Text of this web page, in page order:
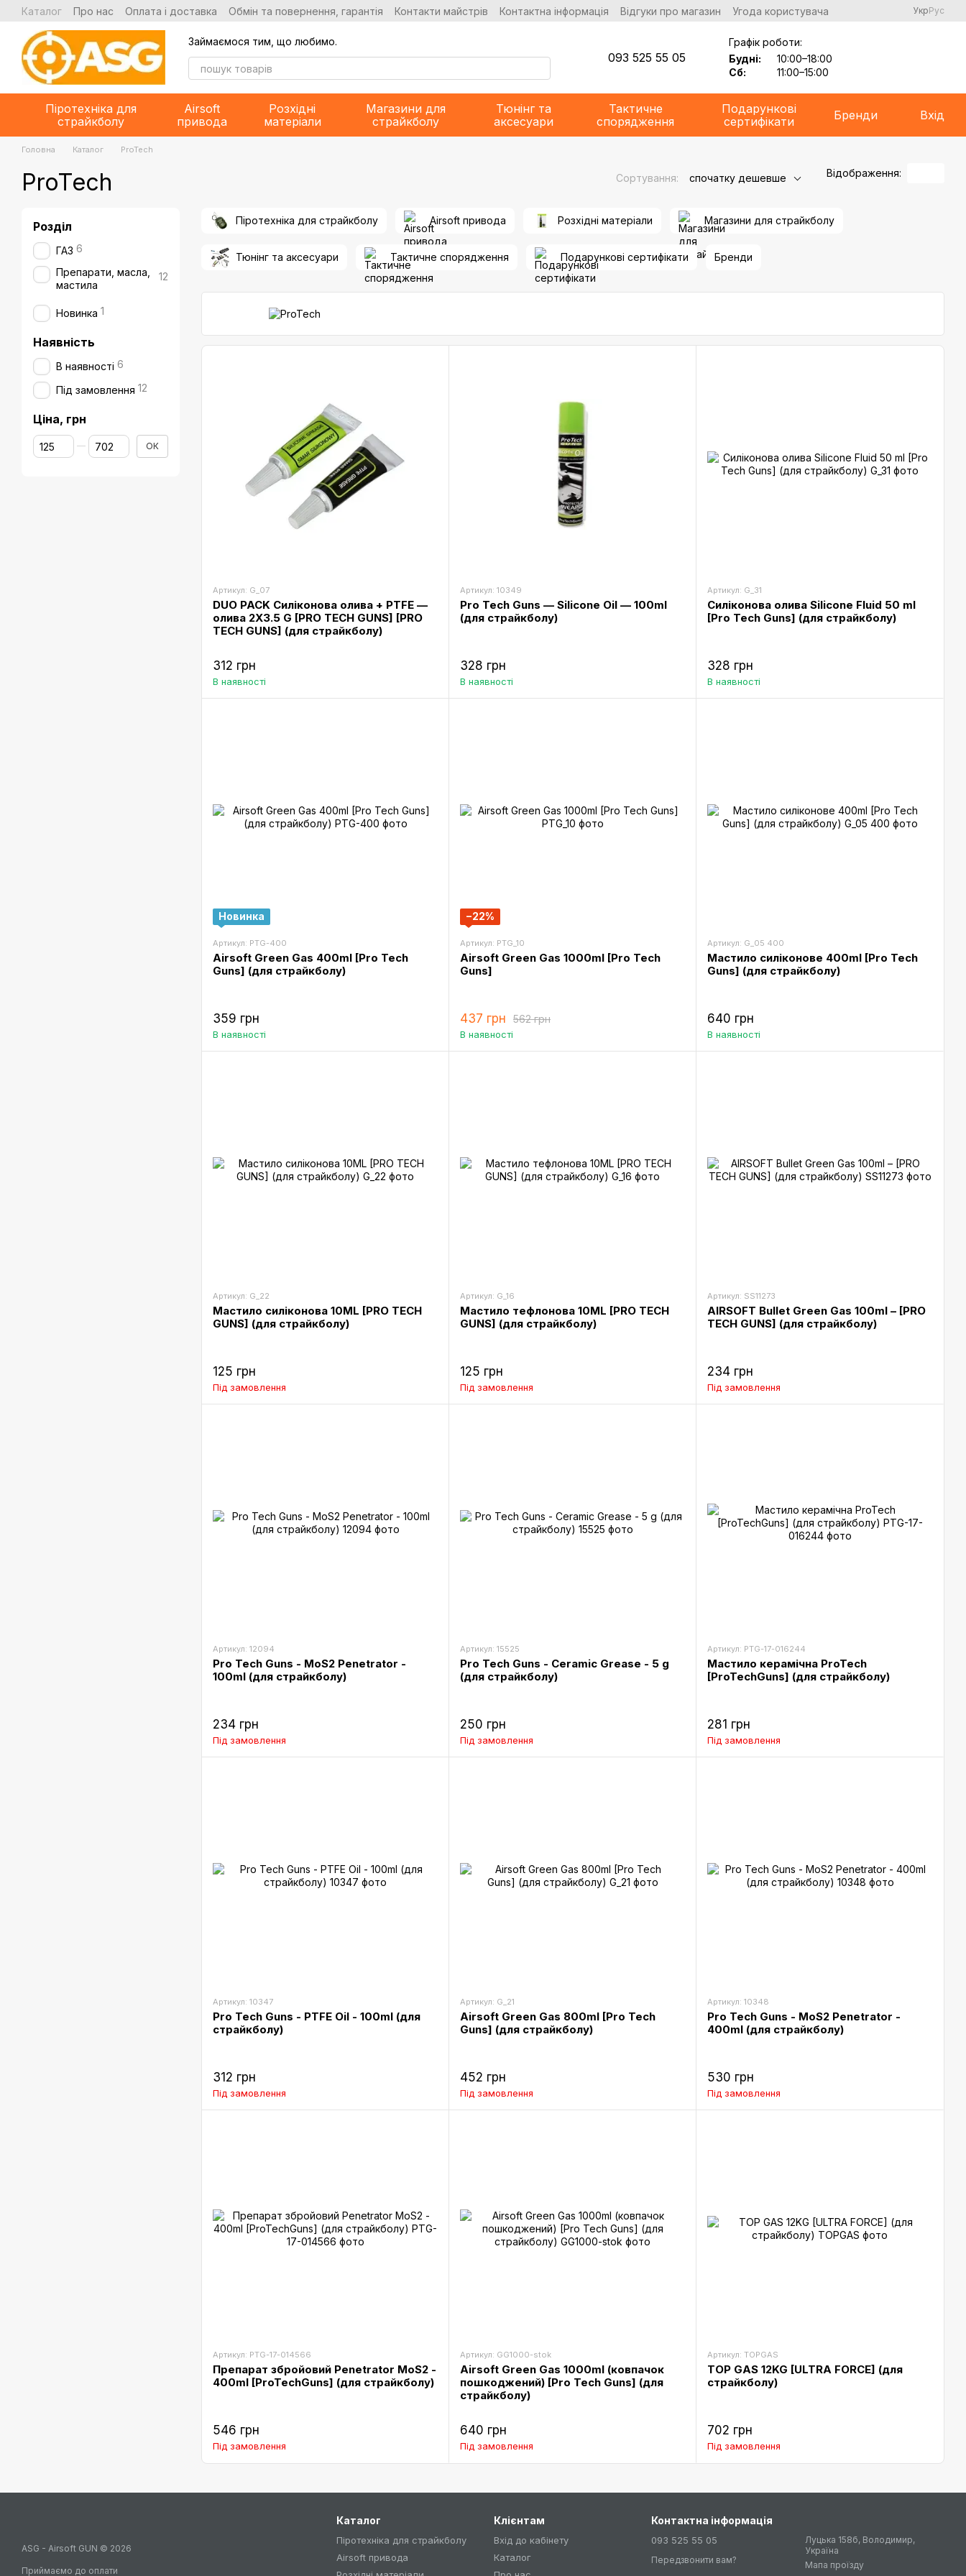
Перейти до основного контенту
Каталог Про нас Оплата і доставка Обмін та повернення, гарантія Контакти майстрів Контактна інформація Відгуки про магазин Угода користувача УкрРус
Займаємося тим, що любимо.
093 525 55 05
Графік роботи:
Будні:
10:00–18:00
Сб:
11:00–15:00
Піротехніка для
страйкболу
Airsoft
привода
Розхідні
матеріали
Магазини для
страйкболу
Тюнінг та
аксесуари
Тактичне
спорядження
Подарункові
сертифікати
Бренди Вхід
Головна Каталог ProTech
ProTech Сортування: спочатку дешевше Відображення:
Піротехніка для страйкболу Airsoft привода Розхідні матеріали Магазини для страйкболу
Тюнінг та аксесуари Тактичне спорядження Подарункові сертифікати Бренди
Артикул: G_07
DUO PACK Силіконова олива + PTFE —
олива 2X3.5 G [PRO TECH GUNS] [PRO
TECH GUNS] (для страйкболу)
312 грн
В наявності
Артикул: 10349
Pro Tech Guns — Silicone Oil — 100ml
(для страйкболу)
328 грн
В наявності
Артикул: G_31
Силіконова олива Silicone Fluid 50 ml
[Pro Tech Guns] (для страйкболу)
328 грн
В наявності
Новинка
Артикул: PTG-400
Airsoft Green Gas 400ml [Pro Tech
Guns] (для страйкболу)
359 грн
В наявності
−22%
Артикул: PTG_10
Airsoft Green Gas 1000ml [Pro Tech
Guns]
562 грн
437 грн
В наявності
Артикул: G_05 400
Мастило силіконове 400ml [Pro Tech
Guns] (для страйкболу)
640 грн
В наявності
Артикул: G_22
Мастило силіконова 10ML [PRO TECH
GUNS] (для страйкболу)
125 грн
Під замовлення
Артикул: G_16
Мастило тефлонова 10ML [PRO TECH
GUNS] (для страйкболу)
125 грн
Під замовлення
Артикул: SS11273
AIRSOFT Bullet Green Gas 100ml – [PRO
TECH GUNS] (для страйкболу)
234 грн
Під замовлення
Артикул: 12094
Pro Tech Guns - MoS2 Penetrator -
100ml (для страйкболу)
234 грн
Під замовлення
Артикул: 15525
Pro Tech Guns - Ceramic Grease - 5 g
(для страйкболу)
250 грн
Під замовлення
Артикул: PTG-17-016244
Мастило керамічна ProTech
[ProTechGuns] (для страйкболу)
281 грн
Під замовлення
Артикул: 10347
Pro Tech Guns - PTFE Oil - 100ml (для
страйкболу)
312 грн
Під замовлення
Артикул: G_21
Airsoft Green Gas 800ml [Pro Tech
Guns] (для страйкболу)
452 грн
Під замовлення
Артикул: 10348
Pro Tech Guns - MoS2 Penetrator -
400ml (для страйкболу)
530 грн
Під замовлення
Артикул: PTG-17-014566
Препарат збройовий Penetrator MoS2 -
400ml [ProTechGuns] (для страйкболу)
546 грн
Під замовлення
Артикул: GG1000-stok
Airsoft Green Gas 1000ml (ковпачок
пошкоджений) [Pro Tech Guns] (для
страйкболу)
640 грн
Під замовлення
Артикул: TOPGAS
TOP GAS 12KG [ULTRA FORCE] (для
страйкболу)
702 грн
Під замовлення
Розділ
ГАЗ 6
Препарати, масла,
мастила
12
Новинка 1
Наявність
В наявності 6
Під замовлення 12
Ціна, грн
Від Ціна, грн
До Ціна, грн ОК
ASG - Airsoft GUN © 2026
Приймаємо до оплати
Каталог
Піротехніка для страйкболу
Airsoft привода
Клієнтам
Вхід до кабінету
Каталог
Контактна інформація
093 525 55 05
Передзвонити вам?
Луцька 158б, Володимир,
Україна
Мапа проїзду